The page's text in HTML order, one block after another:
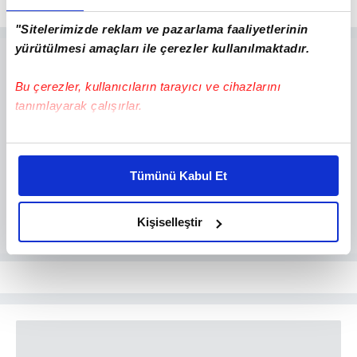
"Sitelerimizde reklam ve pazarlama faaliyetlerinin
yürütülmesi amaçları ile çerezler kullanılmaktadır.
Bu çerezler, kullanıcıların tarayıcı ve cihazlarını
tanımlayarak çalışırlar.
Bu çerezlere izin vermeniz halinde sizlere özel
daha iyi reklam deneyimi yaşatabiliriz. Bunu yaparken
amacımızın size daha iyi bir reklam deneyimi sunmak
olduğunu ve sizlere en iyi içerikleri sunabilmek adına
elimizden gelen çabayı gösterdiğimizi ve bu noktada,
reklamların maliyetlerimizi karşılamak noktasında tek gelir
Tümünü Kabul Et
Kişiselleştir